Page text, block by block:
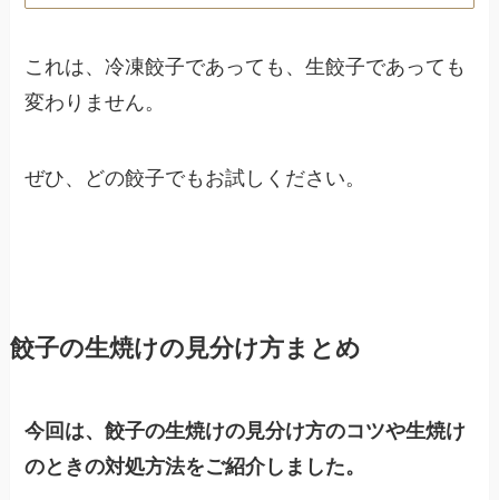
これは、冷凍餃子であっても、生餃子であっても
変わりません。
ぜひ、どの餃子でもお試しください。
餃子の生焼けの見分け方まとめ
今回は、餃子の生焼けの見分け方のコツや生焼け
のときの対処方法をご紹介しました。